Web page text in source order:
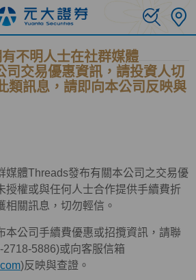
不明人士在社群媒體
司交易優惠資訊，請投資人切
類訊息，請即向本公司反映與
媒體Threads發布有關本公司之交易優
授權或與任何人士合作提供手續費折
相關訊息，切勿輕信。
本公司手續費優惠或招攬資訊，請聯
2718-5886)或向客服信箱
)反映與查證。